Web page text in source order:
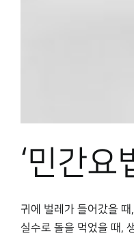
‘민간요
귀에 벌레가 들어갔을 때,
실수로 돌을 먹었을 때,